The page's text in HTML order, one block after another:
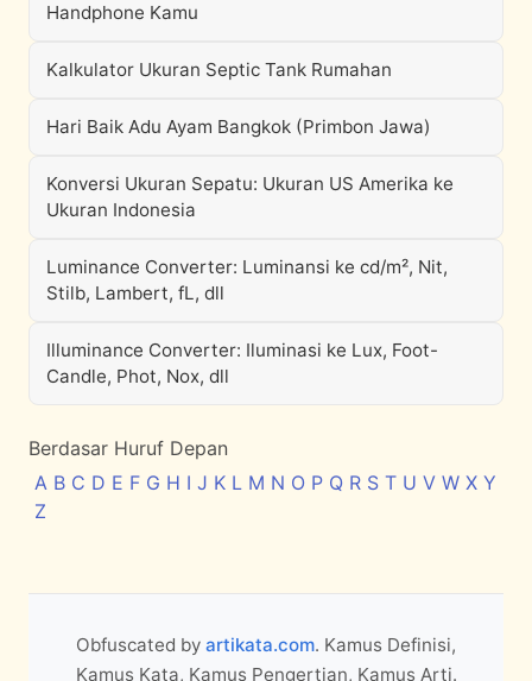
Handphone Kamu
Kalkulator Ukuran Septic Tank Rumahan
Hari Baik Adu Ayam Bangkok (Primbon Jawa)
Konversi Ukuran Sepatu: Ukuran US Amerika ke
Ukuran Indonesia
Luminance Converter: Luminansi ke cd/m², Nit,
Stilb, Lambert, fL, dll
Illuminance Converter: Iluminasi ke Lux, Foot-
Candle, Phot, Nox, dll
Berdasar Huruf Depan
A B C D E F G H I J K L M N O P Q R S T U V W X Y
Z
Obfuscated by artikata.com. Kamus Definisi,
Kamus Kata, Kamus Pengertian, Kamus Arti.